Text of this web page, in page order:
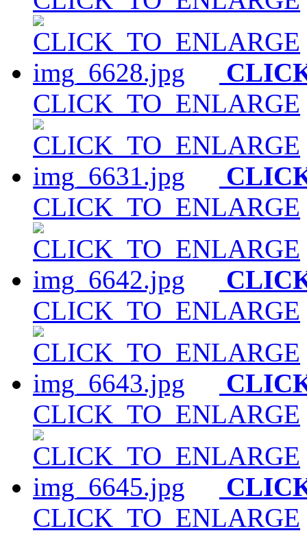
CLICK_TO_ENLARGE
CLICK_TO_ENLARGE
CLICK_TO_ENLARGE
CLICK_TO_ENLARGE
CLICK_TO_ENLARGE